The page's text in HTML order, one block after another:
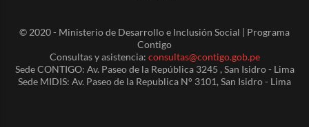
© 2020 - Ministerio de Desarrollo e Inclusión Social | Programa
Contigo
Consultas y asistencia: consultas@contigo.gob.pe
Sede CONTIGO: Av. Paseo de la República 3245 , San Isidro - Lima
Sede MIDIS: Av. Paseo de la Republica N° 3101, San Isidro - Lima